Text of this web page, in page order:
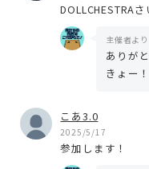
DOLLCHESTRA
主催者より
ありが
きょー
こあ3.0
2025/5/17
参加します！